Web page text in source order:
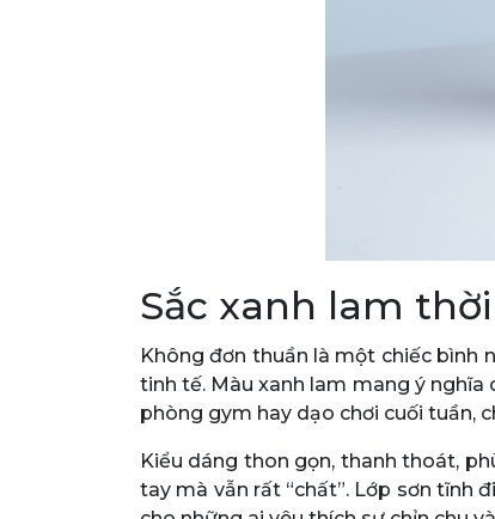
Sắc xanh lam
Không đơn thuần là một chiếc bình
tinh tế. Màu xanh lam mang ý nghĩa
phòng gym hay dạo chơi cuối tuần,
Kiểu dáng thon gọn, thanh thoát,
tay mà vẫn rất “chất”. Lớp sơn tĩnh